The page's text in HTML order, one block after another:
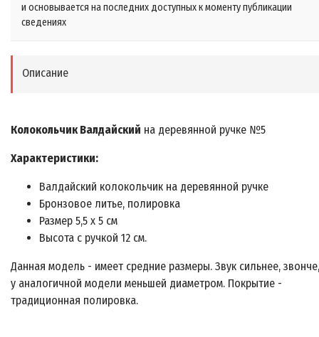
и основывается на последних доступных к моменту публикации
сведениях
Описание
Колокольчик Валдайский на деревянной ручке №5
Характеристики:
Валдайский колокольчик на деревянной ручке
Бронзовое литье, полировка
Размер 5,5 х 5 см
Высота с ручкой 12 см.
Данная модель - имеет средние размеры. Звук сильнее,
у аналогичной модели меньшей диаметром. Покрытие -
традиционная полировка.